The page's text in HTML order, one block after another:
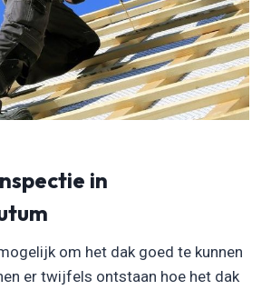
in
om het dak goed te kunnen
er twijfels ontstaan hoe het dak